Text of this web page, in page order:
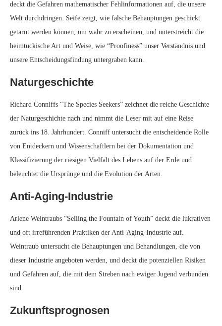
deckt die Gefahren mathematischer Fehlinformationen auf, die unsere
Welt durchdringen. Seife zeigt, wie falsche Behauptungen geschickt
getarnt werden können, um wahr zu erscheinen, und unterstreicht die
heimtückische Art und Weise, wie “Proofiness” unser Verständnis und
unsere Entscheidungsfindung untergraben kann.
Naturgeschichte
Richard Conniffs “The Species Seekers” zeichnet die reiche Geschichte
der Naturgeschichte nach und nimmt die Leser mit auf eine Reise
zurück ins 18. Jahrhundert. Conniff untersucht die entscheidende Rolle
von Entdeckern und Wissenschaftlern bei der Dokumentation und
Klassifizierung der riesigen Vielfalt des Lebens auf der Erde und
beleuchtet die Ursprünge und die Evolution der Arten.
Anti-Aging-Industrie
Arlene Weintraubs “Selling the Fountain of Youth” deckt die lukrativen
und oft irreführenden Praktiken der Anti-Aging-Industrie auf.
Weintraub untersucht die Behauptungen und Behandlungen, die von
dieser Industrie angeboten werden, und deckt die potenziellen Risiken
und Gefahren auf, die mit dem Streben nach ewiger Jugend verbunden
sind.
Zukunftsprognosen